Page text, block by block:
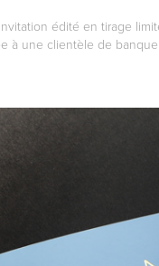
édité en tirage
à une clientèle de